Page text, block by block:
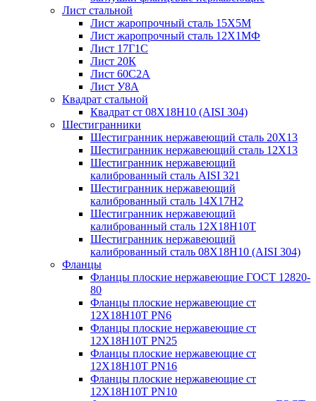
Лист стальной
Лист жаропрочный сталь 15Х5М
Лист жаропрочный сталь 12Х1МФ
Лист 17Г1С
Лист 20К
Лист 60С2А
Лист У8А
Квадрат стальной
Квадрат ст 08Х18Н10 (AISI 304)
Шестигранники
Шестигранник нержавеющий сталь 20Х13
Шестигранник нержавеющий сталь 12Х13
Шестигранник нержавеющий
калиброванный сталь AISI 321
Шестигранник нержавеющий
калиброванный сталь 14Х17Н2
Шестигранник нержавеющий
калиброванный сталь 12Х18Н10Т
Шестигранник нержавеющий
калиброванный сталь 08Х18Н10 (AISI 304)
Фланцы
Фланцы плоские нержавеющие ГОСТ 12820-
80
Фланцы плоские нержавеющие ст
12Х18Н10Т PN6
Фланцы плоские нержавеющие ст
12Х18Н10Т PN25
Фланцы плоские нержавеющие ст
12Х18Н10Т PN16
Фланцы плоские нержавеющие ст
12Х18Н10Т PN10